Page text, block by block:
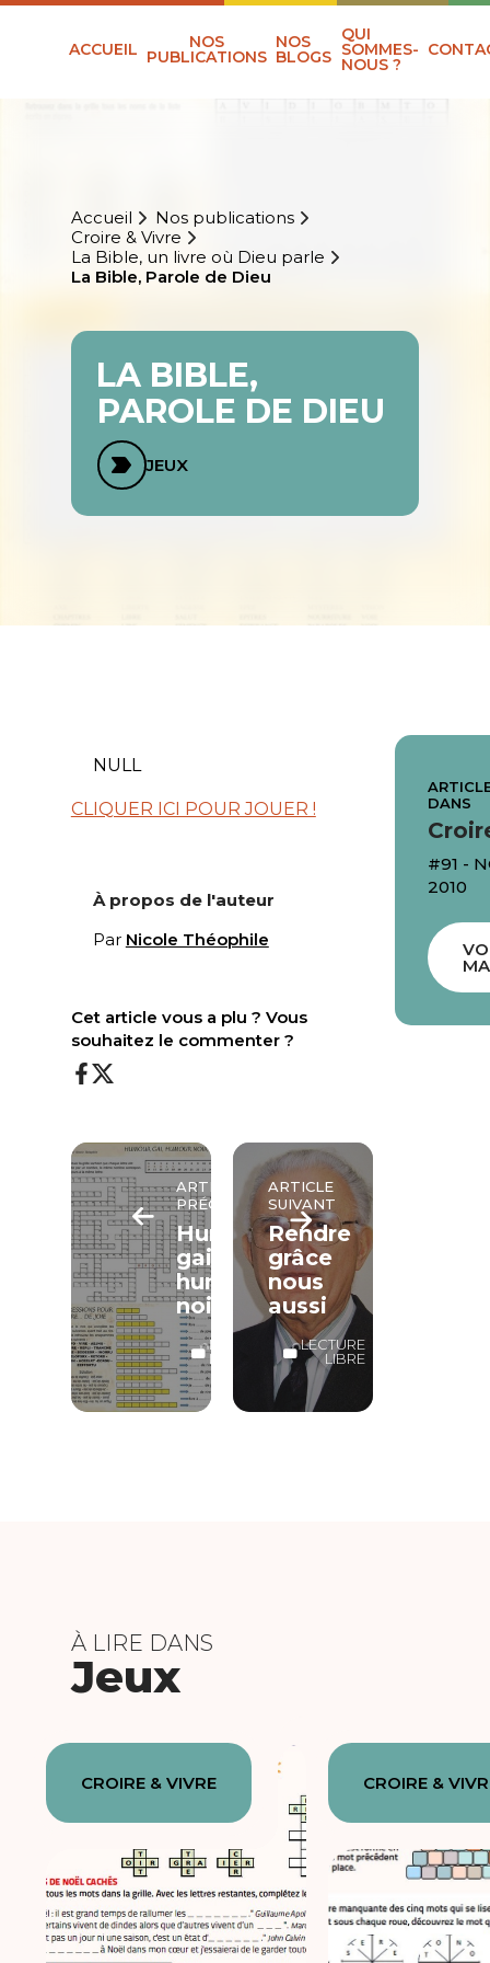
ACCUEIL NOS
PUBLICATIONS
NOS
BLOGS
QUI
SOMMES-
NOUS ?
Accueil
Nos publications
Croire & Vivre
La Bible, un livre où Dieu parle
La Bible, Parole de Dieu
LA BIBLE,
PAROLE DE DIEU
JEUX
NULL
CLIQUER ICI POUR JOUER !
À propos de l'auteur
Par Nicole Théophile
Cet article vous a plu ? Vous
souhaitez le commenter ?
ARTICLE
PRÉCÉDENT
Humour
gai,
humour
noir
LECTURE
LIBRE
ARTICLE
SUIVANT
Rendre
grâce
nous
aussi
LECTURE
LIBRE
DANS
#91 -
2010
À LIRE DANS
Jeux
CROIRE & VIVRE CROIRE &